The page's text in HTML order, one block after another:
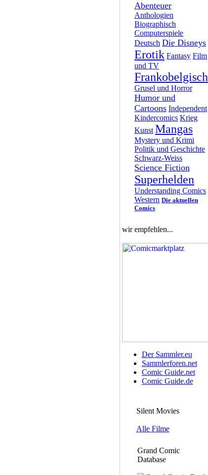
Abenteuer
Anthologien
Biographisch
Computerspiele
Deutsch Die Disneys
Erotik Fantasy Film
und TV
Frankobelgisch
Grusel und Horror
Humor und
Cartoons Independent
Kindercomics Krieg
Kunst Mangas
Mystery und Krimi
Politik und Geschichte
Schwarz-Weiss
Science Fiction
Superhelden
Understanding Comics
Western Die aktuellen
Comics
wir empfehlen...
Der Sammler.eu
Sammlerforen.net
Comic Guide.net
Comic Guide.de
Silent Movies
Alle Filme
Grand Comic
Database